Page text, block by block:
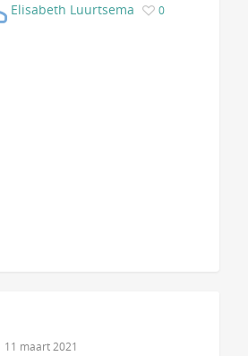
Elisabeth Luurtsema 0
11 maart 2021